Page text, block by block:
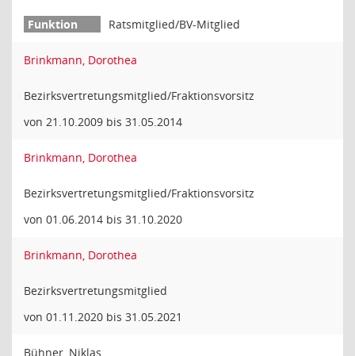
Ratsmitglied/BV-Mitglied
Brinkmann, Dorothea
Bezirksvertretungsmitglied/Fraktionsvorsitz
von 21.10.2009 bis 31.05.2014
Brinkmann, Dorothea
Bezirksvertretungsmitglied/Fraktionsvorsitz
von 01.06.2014 bis 31.10.2020
Brinkmann, Dorothea
Bezirksvertretungsmitglied
von 01.11.2020 bis 31.05.2021
Bühner, Niklas